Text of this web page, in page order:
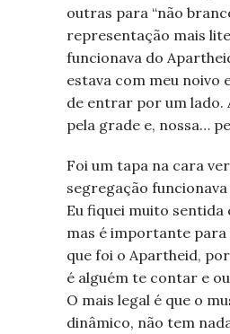
outras para “não
representação mais
funcionava do
estava com meu noivo
de entrar por um lado.
pela grade e, nossa…
Foi um tapa na cara
segregação
Eu fiquei muito sentida
mas é importante
que foi o Apartheid,
é alguém te contar e
O mais legal é que o
dinâmico, não tem